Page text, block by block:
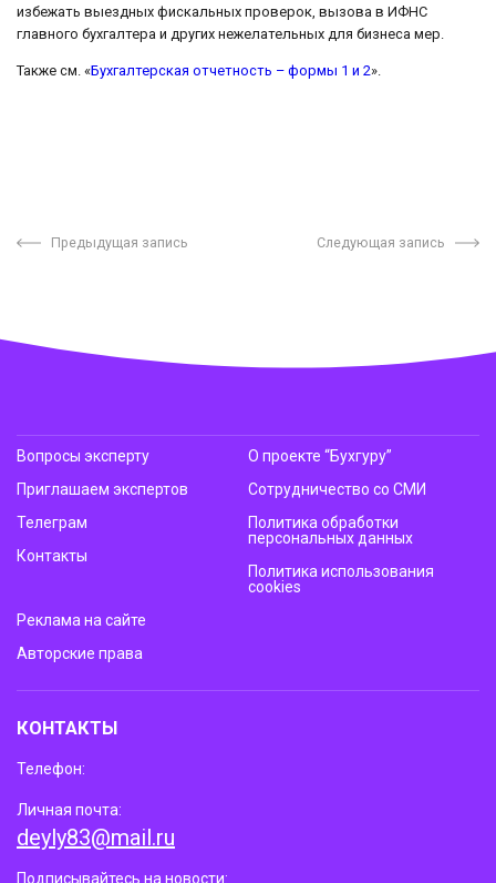
избежать выездных фискальных проверок, вызова в ИФНС
главного бухгалтера и других нежелательных для бизнеса мер.
Также см. «Бухгалтерская отчетность – формы 1 и 2».
Предыдущая запись Следующая запись
Вопросы эксперту
Приглашаем экспертов
Телеграм
Контакты
О проекте “Бухгуру”
Сотрудничество со СМИ
Политика обработки
персональных данных
Политика использования
cookies
Реклама на сайте
Авторские права
КОНТАКТЫ
Телефон:
Личная почта:
deyly83@mail.ru
Подписывайтесь на новости: